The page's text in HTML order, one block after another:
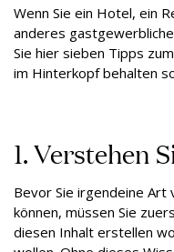
Wenn Sie ein Hotel, ein
anderes
Sie hier sieben Tipps
im Hinterkopf behalten
1. Verstehen
Bevor Sie irgendeine
können, müssen Sie
diesen Inhalt erstellen